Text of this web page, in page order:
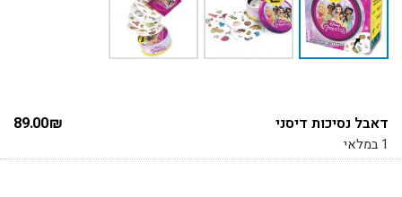
דאבל נסיכות דיסני 89.00₪
1 במלאי